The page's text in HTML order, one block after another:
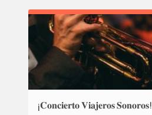
¡𝐂𝐨𝐧𝐜𝐢𝐞𝐫𝐭𝐨 𝐕𝐢𝐚𝐣𝐞𝐫𝐨𝐬 𝐒𝐨𝐧𝐨𝐫𝐨𝐬!